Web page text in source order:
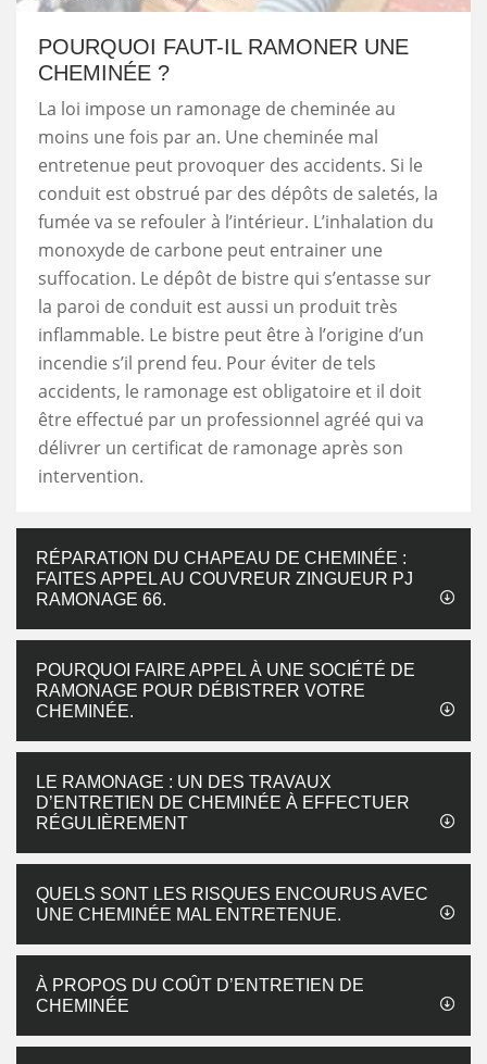
POURQUOI FAUT-IL RAMONER UNE
CHEMINÉE ?
La loi impose un ramonage de cheminée au
moins une fois par an. Une cheminée mal
entretenue peut provoquer des accidents. Si le
conduit est obstrué par des dépôts de saletés, la
fumée va se refouler à l’intérieur. L’inhalation du
monoxyde de carbone peut entrainer une
suffocation. Le dépôt de bistre qui s’entasse sur
la paroi de conduit est aussi un produit très
inflammable. Le bistre peut être à l’origine d’un
incendie s’il prend feu. Pour éviter de tels
accidents, le ramonage est obligatoire et il doit
être effectué par un professionnel agréé qui va
délivrer un certificat de ramonage après son
intervention.
RÉPARATION DU CHAPEAU DE CHEMINÉE :
FAITES APPEL AU COUVREUR ZINGUEUR PJ
RAMONAGE 66.
POURQUOI FAIRE APPEL À UNE SOCIÉTÉ DE
RAMONAGE POUR DÉBISTRER VOTRE
CHEMINÉE.
LE RAMONAGE : UN DES TRAVAUX
D’ENTRETIEN DE CHEMINÉE À EFFECTUER
RÉGULIÈREMENT
QUELS SONT LES RISQUES ENCOURUS AVEC
UNE CHEMINÉE MAL ENTRETENUE.
À PROPOS DU COÛT D’ENTRETIEN DE
CHEMINÉE